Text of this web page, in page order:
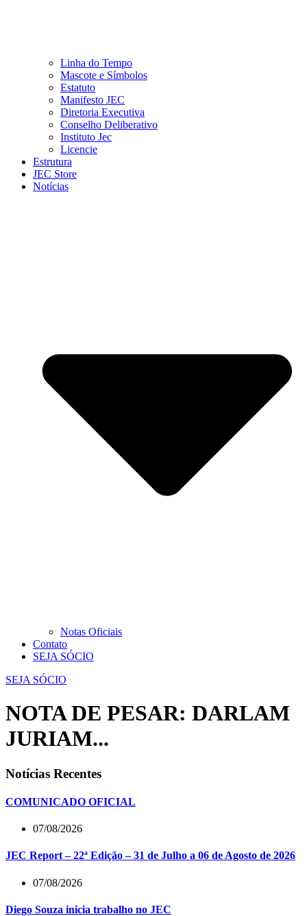
Linha do Tempo
Mascote e Símbolos
Estatuto
Manifesto JEC
Diretoria Executiva
Conselho Deliberativo
Instituto Jec
Licencie
Estrutura
JEC Store
Notícias
Notas Oficiais
Contato
SEJA SÓCIO
SEJA SÓCIO
NOTA DE PESAR: DARLAM
JURIAM...
Notícias Recentes
COMUNICADO OFICIAL
07/08/2026
JEC Report – 22ª Edição – 31 de Julho a 06 de Agosto de 2026
07/08/2026
Diego Souza inicia trabalho no JEC